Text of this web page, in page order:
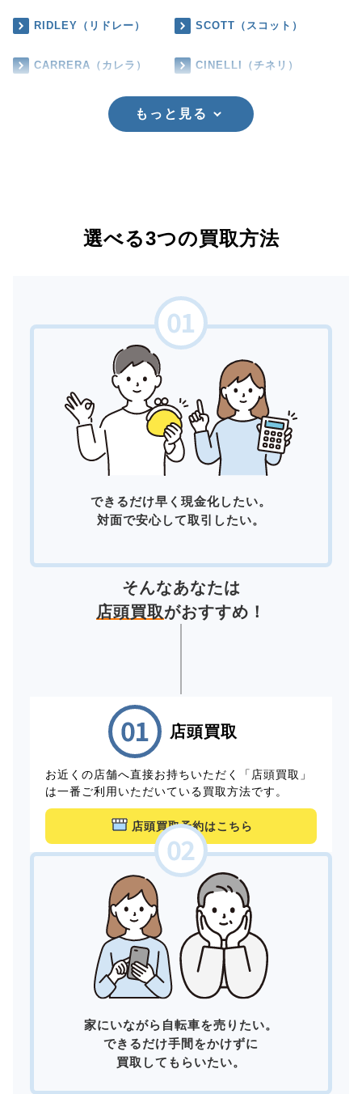
RIDLEY（リドレー） SCOTT（スコット）
CARRERA（カレラ） CINELLI（チネリ）
もっと見る
選べる3つの買取方法
できるだけ早く現金化したい。
対面で安心して取引したい。
そんなあなたは
店頭買取がおすすめ！
店頭買取
お近くの店舗へ直接お持ちいただく「店頭買取」
は一番ご利用いただいている買取方法です。
店頭買取予約はこちら
家にいながら自転車を売りたい。
できるだけ手間をかけずに
買取してもらいたい。